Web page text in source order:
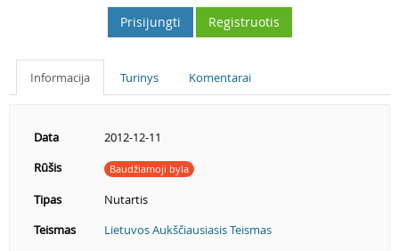
Prisijungti Registruotis
Informacija Turinys Komentarai
Data
2012-12-11
Rūšis
Baudžiamoji byla
Tipas
Nutartis
Teismas
Lietuvos Aukščiausiasis Teismas